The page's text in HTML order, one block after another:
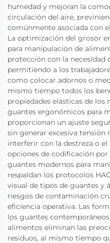
humedad y mejoran la
circulación del aire,
comúnmente asociada con
La optimización del grosor
para manipulación de
protección con la necesidad
permitiendo a los
como colocar adornos o
mismo tiempo todos los
propiedades elásticas de los
guantes ergonómicos para
proporcionan un ajuste
sin generar excesiva tensión
interferir con la destreza o
opciones de codificación
guantes modernos para
respaldan los protocolos
visual de tipos de guantes y
riesgos de contaminación
eficiencia operativa. Las
los guantes
alimentos eliminan las
residuos, al mismo tiempo